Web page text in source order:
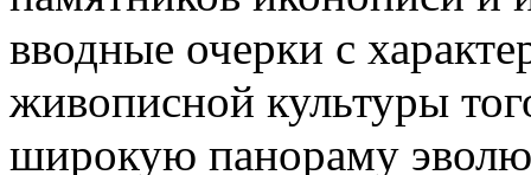
вводные очерки с
живописной культуры
широкую панораму